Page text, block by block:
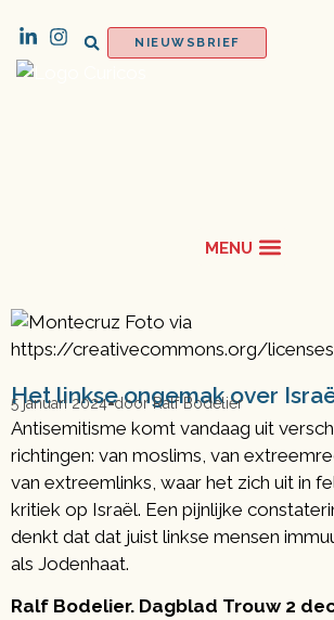
NIEUWSBRIEF
Het linkse ongemak over
5 januari 2024 doorRalf Bodelier
Antisemitisme komt vandaag uit
richtingen: van moslims, van
van extreemlinks, waar het zich uit in
kritiek op Israël. Een pijnlijke
denkt dat dat juist linkse mensen
als Jodenhaat.
Ralf Bodelier. Dagblad Trouw 2